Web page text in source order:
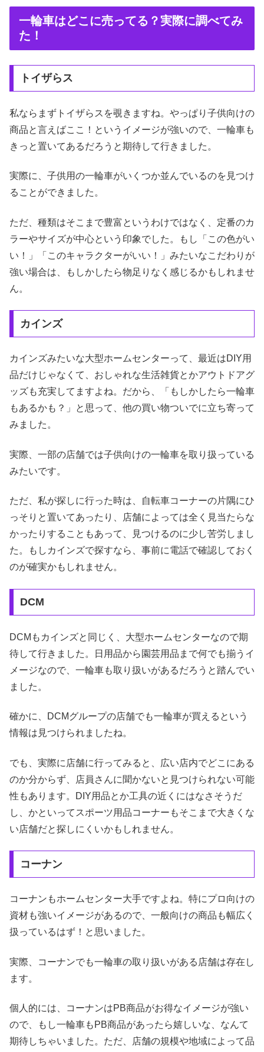
一輪車はどこに売ってる？実際に調べてみ
た！
トイザらス
私ならまずトイザらスを覗きますね。やっぱり子供向けの
商品と言えばここ！というイメージが強いので、一輪車も
きっと置いてあるだろうと期待して行きました。
実際に、子供用の一輪車がいくつか並んでいるのを見つけ
ることができました。
ただ、種類はそこまで豊富というわけではなく、定番のカ
ラーやサイズが中心という印象でした。もし「この色がい
い！」「このキャラクターがいい！」みたいなこだわりが
強い場合は、もしかしたら物足りなく感じるかもしれませ
ん。
カインズ
カインズみたいな大型ホームセンターって、最近はDIY用
品だけじゃなくて、おしゃれな生活雑貨とかアウトドアグ
ッズも充実してますよね。だから、「もしかしたら一輪車
もあるかも？」と思って、他の買い物ついでに立ち寄って
みました。
実際、一部の店舗では子供向けの一輪車を取り扱っている
みたいです。
ただ、私が探しに行った時は、自転車コーナーの片隅にひ
っそりと置いてあったり、店舗によっては全く見当たらな
かったりすることもあって、見つけるのに少し苦労しまし
た。もしカインズで探すなら、事前に電話で確認しておく
のが確実かもしれません。
DCM
DCMもカインズと同じく、大型ホームセンターなので期
待して行きました。日用品から園芸用品まで何でも揃うイ
メージなので、一輪車も取り扱いがあるだろうと踏んでい
ました。
確かに、DCMグループの店舗でも一輪車が買えるという
情報は見つけられましたね。
でも、実際に店舗に行ってみると、広い店内でどこにある
のか分からず、店員さんに聞かないと見つけられない可能
性もあります。DIY用品とか工具の近くにはなさそうだ
し、かといってスポーツ用品コーナーもそこまで大きくな
い店舗だと探しにくいかもしれません。
コーナン
コーナンもホームセンター大手ですよね。特にプロ向けの
資材も強いイメージがあるので、一般向けの商品も幅広く
扱っているはず！と思いました。
実際、コーナンでも一輪車の取り扱いがある店舗は存在し
ます。
個人的には、コーナンはPB商品がお得なイメージが強い
ので、もし一輪車もPB商品があったら嬉しいな、なんて
期待しちゃいました。ただ、店舗の規模や地域によって品